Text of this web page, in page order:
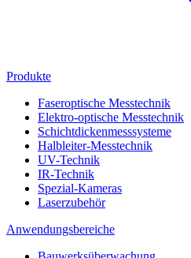
Produkte
Faseroptische Messtechnik
Elektro-optische Messtechnik
Schichtdickenmesssysteme
Halbleiter-Messtechnik
UV-Technik
IR-Technik
Spezial-Kameras
Laserzubehör
Anwendungsbereiche